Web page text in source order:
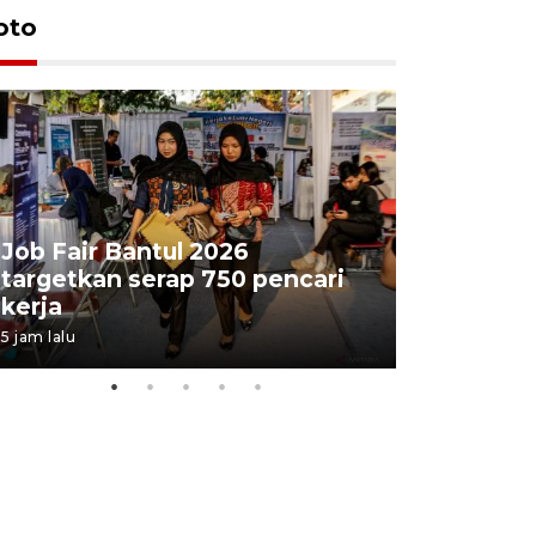
Job Fair Bantul 2026
targetkan serap 750 pencari
kerja
5 jam lalu